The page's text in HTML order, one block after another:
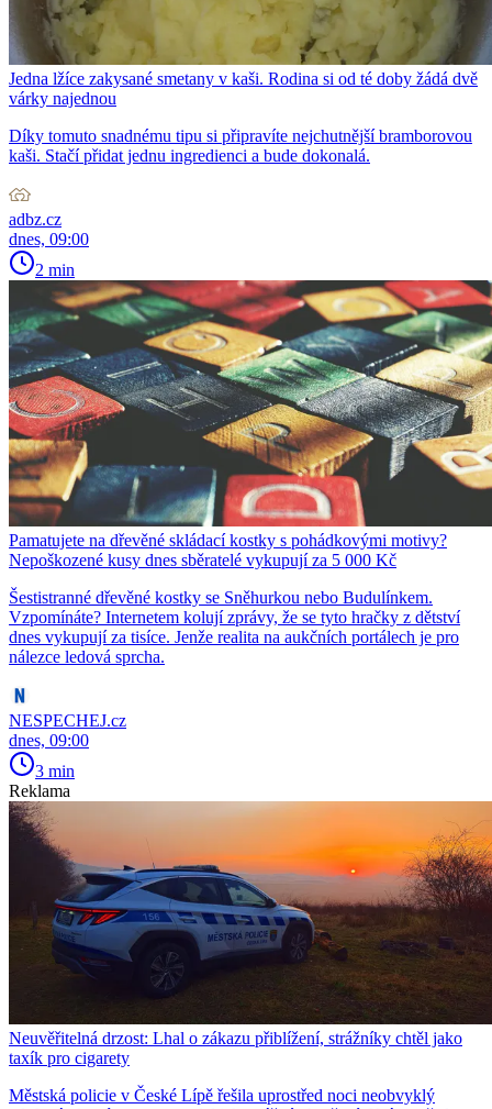
Jedna lžíce zakysané smetany v kaši. Rodina si od té doby žádá dvě
várky najednou
Díky tomuto snadnému tipu si připravíte nejchutnější bramborovou
kaši. Stačí přidat jednu ingredienci a bude dokonalá.
adbz.cz
dnes, 09:00
2 min
Pamatujete na dřevěné skládací kostky s pohádkovými motivy?
Nepoškozené kusy dnes sběratelé vykupují za 5 000 Kč
Šestistranné dřevěné kostky se Sněhurkou nebo Budulínkem.
Vzpomínáte? Internetem kolují zprávy, že se tyto hračky z dětství
dnes vykupují za tisíce. Jenže realita na aukčních portálech je pro
nálezce ledová sprcha.
NESPECHEJ.cz
dnes, 09:00
3 min
Reklama
Neuvěřitelná drzost: Lhal o zákazu přiblížení, strážníky chtěl jako
taxík pro cigarety
Městská policie v České Lípě řešila uprostřed noci neobvyklý